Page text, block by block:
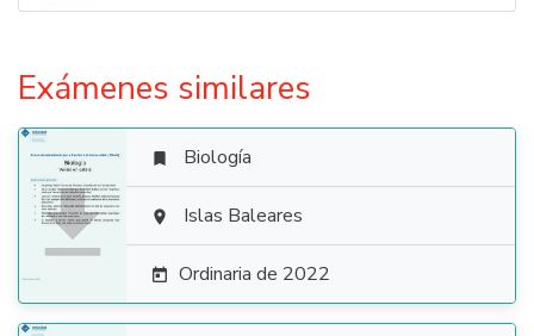
Exámenes similares

 Biología
 Islas Baleares
 Ordinaria de 2022